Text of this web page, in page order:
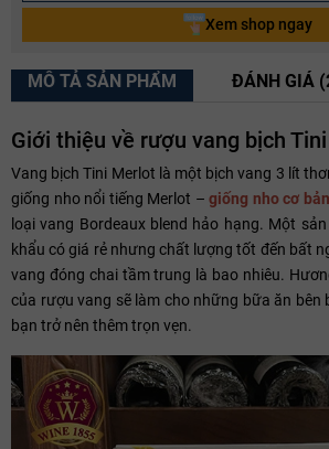
Xem shop ngay
MÔ TẢ SẢN PHẨM ĐÁNH GIÁ
Giới thiệu về rượu vang bịch
Vang bịch Tini Merlot là một bịch vang 3 lít
giống nho nổi tiếng Merlot –giống nho cơ bản
loại vang Bordeaux blend hảo hạng. Một
khẩu có giá rẻ nhưng chất lượng tốt đến bất
vang đóng chai tầm trung là bao nhiêu.
của rượu vang sẽ làm cho những bữa ăn bên
bạn trở nên thêm trọn vẹn.